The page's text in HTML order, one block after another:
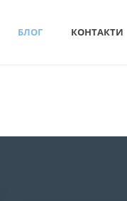
БЛОГ КОНТАКТИ